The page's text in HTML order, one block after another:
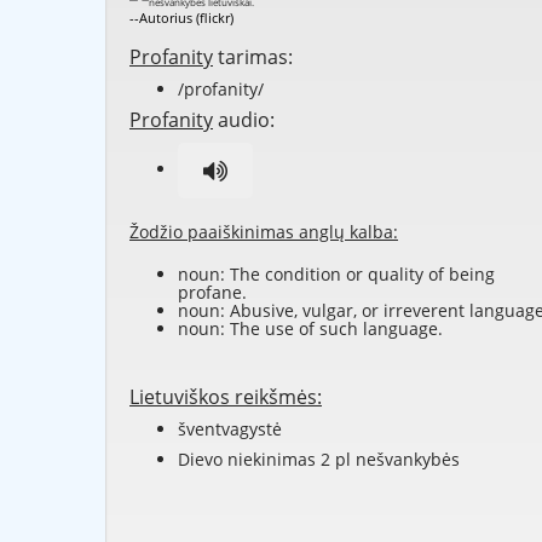
--Autorius (flickr)
Profanitytarimas:
/profanity/
Profanityaudio:
Žodžio paaiškinimas anglų kalba:
noun: The condition or quality of being
profane.
noun: Abusive, vulgar, or irreverent
noun: The use of such language.
Lietuviškos reikšmės:
šventvagystė
Dievo niekinimas 2 pl nešvankybės